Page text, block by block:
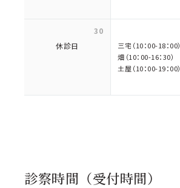
30
休診日
三宅（10：00-18：00）
畑（10：00-16：30）
土屋（10：00-19：00）
診察時間（受付時間）